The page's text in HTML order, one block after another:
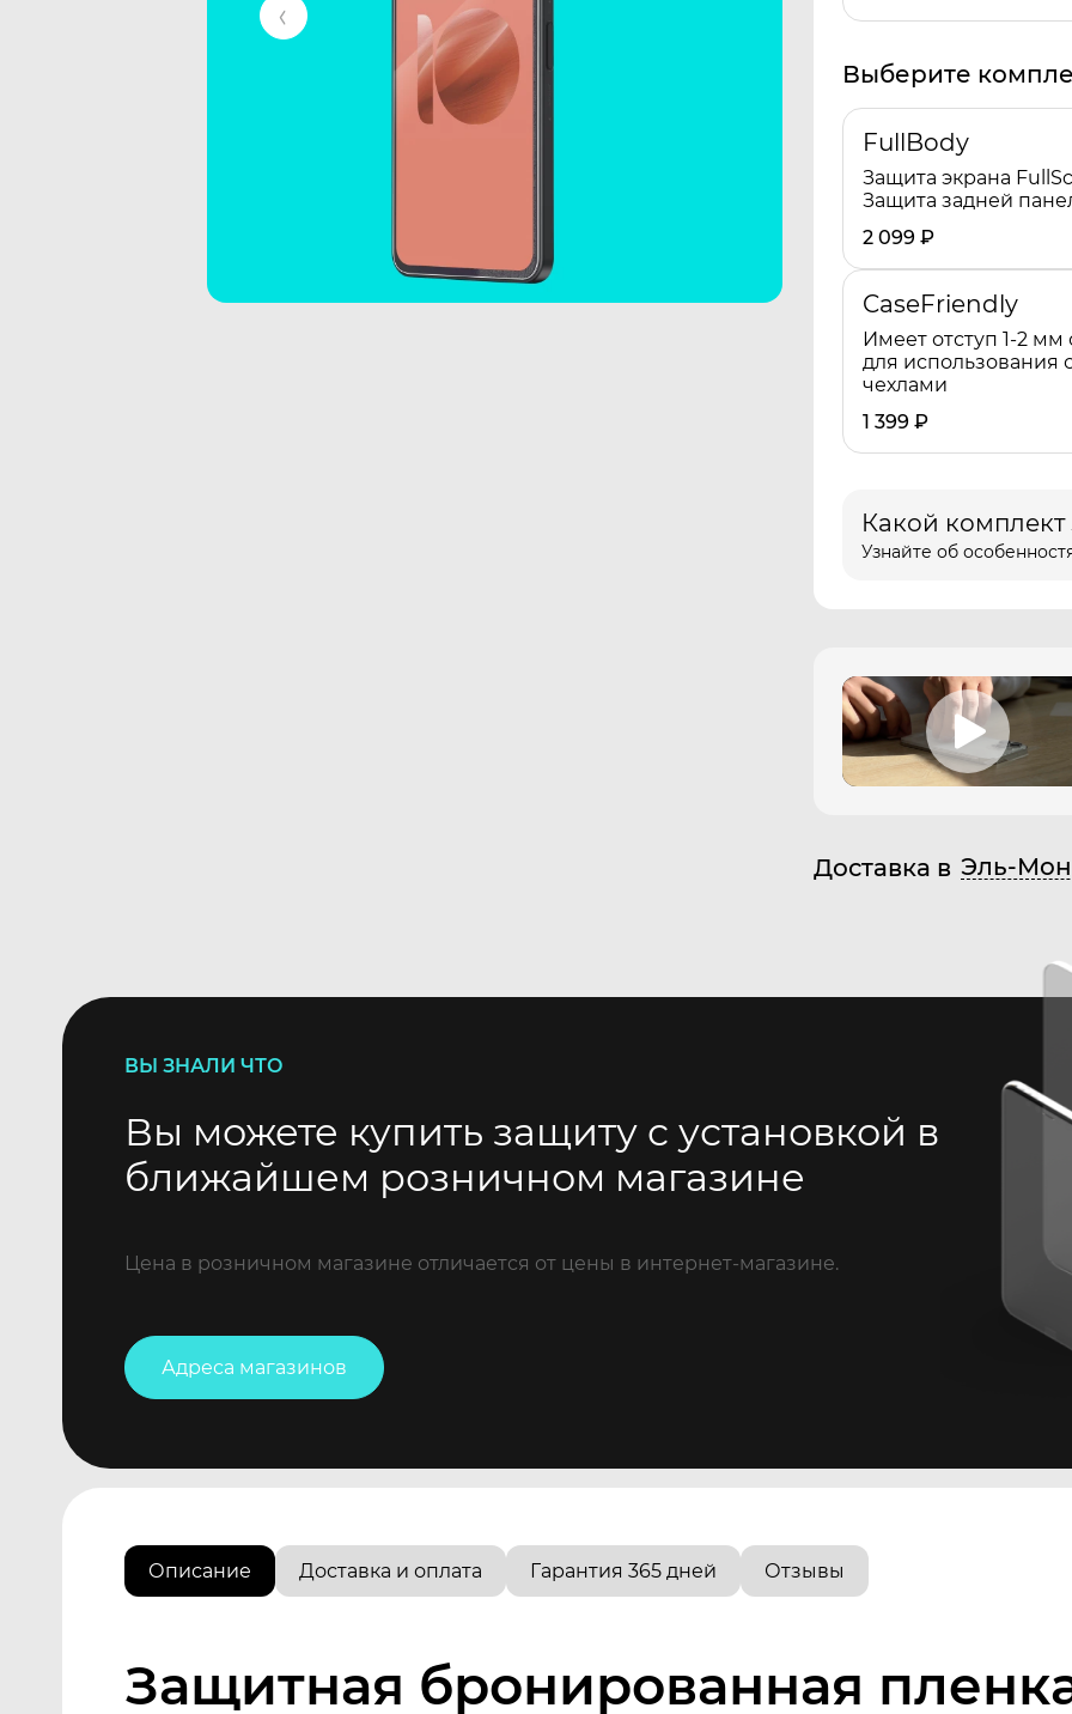
Выберите
FullBody
Защита экрана
Защита задней
2 099 ₽
CaseFriendly
Имеет отступ 1-2 мм
для использования
чехлами
1 399 ₽
Какой
Узнайте об
Доставка в Эль-
ВЫ ЗНАЛИ ЧТО
Вы можете купить защиту с установкой в
ближайшем розничном магазине
Цена в розничном магазине отличается от цены в интернет-магазине.
Адреса магазинов
Описание Доставка и оплата Гарантия 365 дней Отзывы
Защитная бронированная